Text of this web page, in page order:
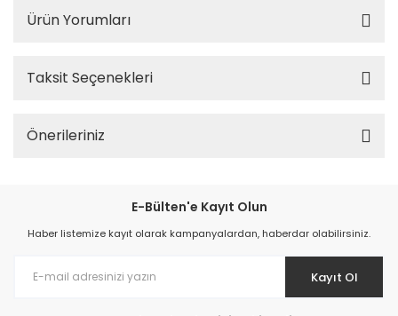
Ürün Yorumları
Taksit Seçenekleri
Önerileriniz
E-Bülten'e Kayıt Olun
Haber listemize kayıt olarak kampanyalardan, haberdar olabilirsiniz.
Kayıt Ol